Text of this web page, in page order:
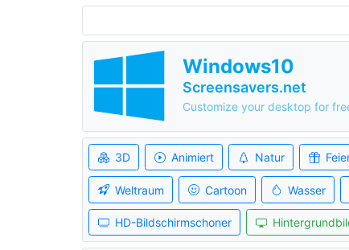
Windows10
Screensavers.net
Customize your desktop for
3D Animiert Natur
Weltraum Cartoon Wasser
HD-Bildschirmschoner